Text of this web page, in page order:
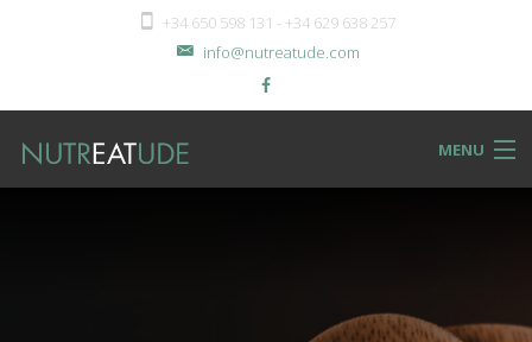
+34 650 598 131 - +34 629 638 257
info@nutreatude.com
MENU